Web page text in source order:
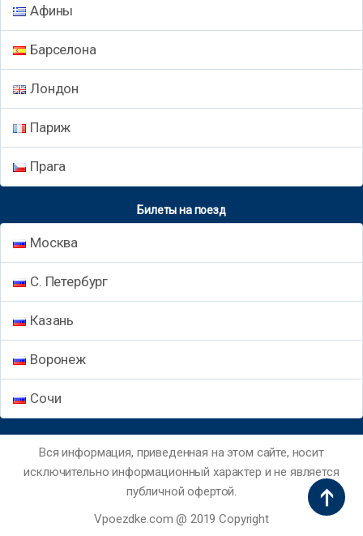
Афины
Барселона
Лондон
Париж
Прага
Билеты на поезд
Москва
С. Петербург
Казань
Воронеж
Сочи
Вся информация, приведенная на этом сайте, носит
исключительно информационный характер и не является
публичной офертой.
Vpoezdke.com @ 2019 Copyright